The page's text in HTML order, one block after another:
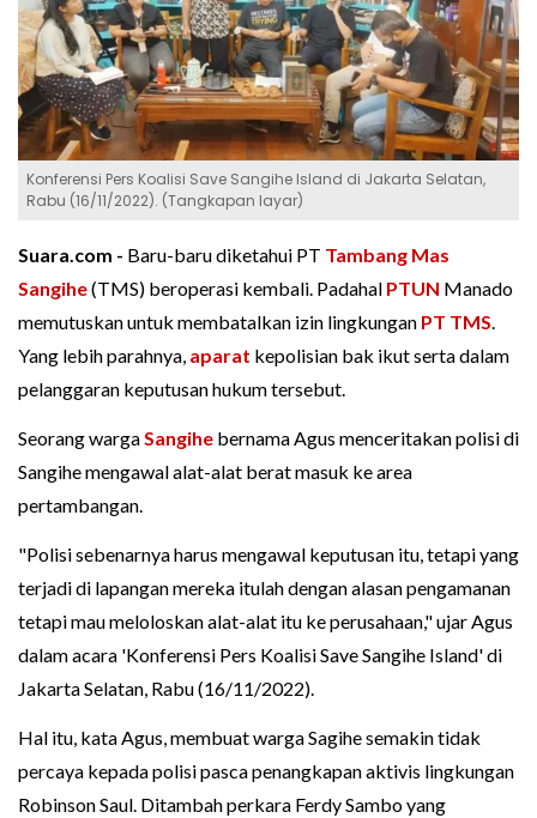
Konferensi Pers Koalisi Save Sangihe Island di Jakarta Selatan,
Rabu (16/11/2022). (Tangkapan layar)
Suara.com - Baru-baru diketahui PT Tambang Mas
Sangihe(TMS) beroperasi kembali. Padahal PTUN Manado
memutuskan untuk membatalkan izin lingkungan PT TMS.
Yang lebih parahnya, aparat kepolisian bak ikut serta dalam
pelanggaran keputusan hukum tersebut.
Seorang wargaSangihe bernama Agus menceritakan polisi di
Sangihe mengawal alat-alat berat masuk ke area
pertambangan.
"Polisi sebenarnya harus mengawal keputusan itu, tetapi yang
terjadi di lapangan mereka itulah dengan alasan pengamanan
tetapi mau meloloskan alat-alat itu ke perusahaan," ujar Agus
dalam acara 'Konferensi Pers Koalisi Save Sangihe Island' di
Jakarta Selatan, Rabu (16/11/2022).
Hal itu, kata Agus, membuat warga Sagihe semakin tidak
percaya kepada polisi pasca penangkapan aktivis lingkungan
Robinson Saul. Ditambah perkara Ferdy Sambo yang